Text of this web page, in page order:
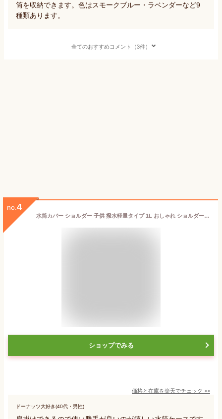
筒を収納できます。色はスモークブルー・ラベンダーなど9
種類あります。
全てのおすすめコメント（3件）
no. 4
水筒カバー ショルダー 子供 撥水軽量タイプ 1L おしゃれ ショルダー 子供 900ml 800ml 700ml 600ml 500ml 400ml 水筒ホルダー 水筒 ホルダー スモール ラージ 肩掛け ボトルカバー 水筒ケース 1リットル 女の子 プリンセス 撥水 ラミネート
ショップでみる
価格と在庫を楽天でチェック >>
ドーナッツ大好き(40代・男性)